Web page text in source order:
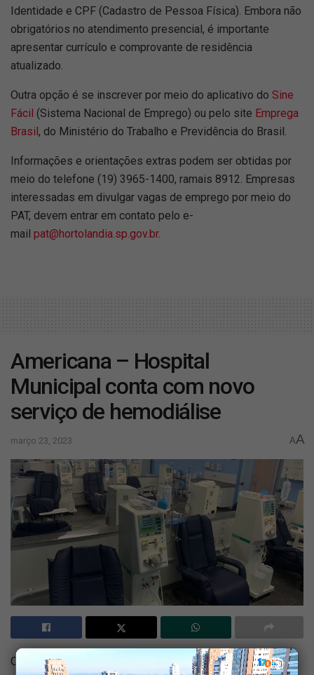
Identidade e CPF (Cadastro de Pessoa Física). Embora não
obrigatórios no atendimento presencial, é importante
apresentar currículo e comprovante de residência
atualizado.
Outra opção é se inscrever por meio do aplicativo do Sine
Fácil (Sistema Nacional de Emprego) ou pelo site Emprega
Brasil, do Ministério do Trabalho e Previdência do Brasil.
Informações e orientações extras podem ser obtidas por
meio do telefone (19) 3965-1400, ramais 8912. Empresas
interessadas em divulgar vagas de emprego por meio do
PAT, devem entrar em contato pelo e-
mail pat@hortolandia.sp.gov.br.
Americana – Hospital
Municipal conta com novo
serviço de hemodiálise
março 23, 2023 AA
O Hospital Municipal “Dr. Waldemar Tebaldi” (HM) de